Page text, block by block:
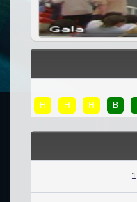
Н Н Н В
1